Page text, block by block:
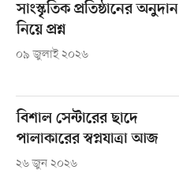
সাংস্কৃতিক প্রতিষ্ঠানের অনুদান
নিয়ে প্রশ্ন
০৯ জুলাই ২০২৬
বিশাল সেন্টারের ছাদে
পালাকারের স্বপ্নযাত্রা আজ
২৬ জুন ২০২৬